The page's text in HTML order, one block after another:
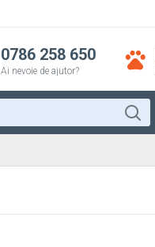
0786 258 650
Ai nevoie de ajutor?